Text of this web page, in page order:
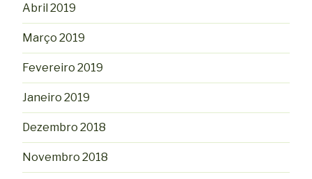
Abril 2019
Março 2019
Fevereiro 2019
Janeiro 2019
Dezembro 2018
Novembro 2018